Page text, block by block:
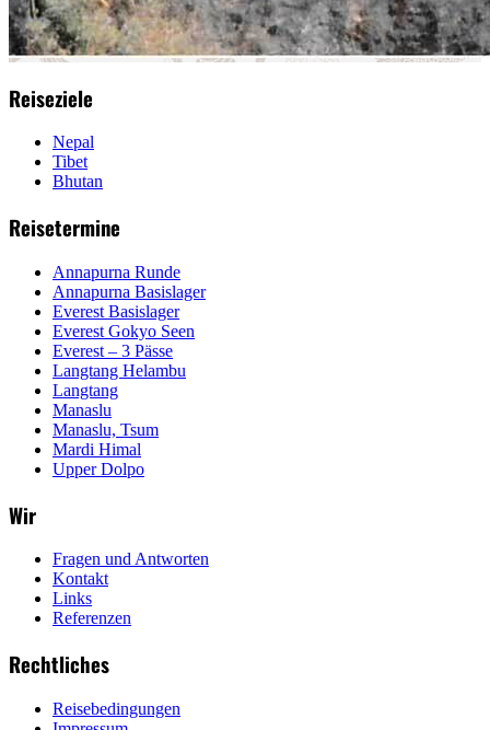
Reiseziele
Nepal
Tibet
Bhutan
Reisetermine
Annapurna Runde
Annapurna Basislager
Everest Basislager
Everest Gokyo Seen
Everest – 3 Pässe
Langtang Helambu
Langtang
Manaslu
Manaslu, Tsum
Mardi Himal
Upper Dolpo
Wir
Fragen und Antworten
Kontakt
Links
Referenzen
Rechtliches
Reisebedingungen